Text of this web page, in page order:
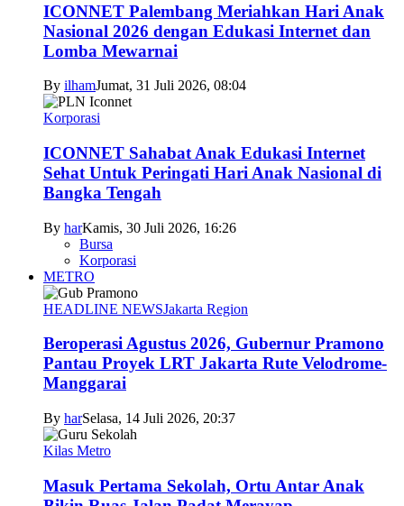
ICONNET Palembang Meriahkan Hari Anak
Nasional 2026 dengan Edukasi Internet dan
Lomba Mewarnai
By ilhamJumat, 31 Juli 2026, 08:04
Korporasi
ICONNET Sahabat Anak Edukasi Internet
Sehat Untuk Peringati Hari Anak Nasional di
Bangka Tengah
By harKamis, 30 Juli 2026, 16:26
Bursa
Korporasi
METRO
HEADLINE NEWSJakarta Region
Beroperasi Agustus 2026, Gubernur Pramono
Pantau Proyek LRT Jakarta Rute Velodrome-
Manggarai
By harSelasa, 14 Juli 2026, 20:37
Kilas Metro
Masuk Pertama Sekolah, Ortu Antar Anak